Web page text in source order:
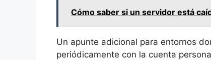
Cómo saber si un servidor está
Un apunte adicional para entornos
periódicamente con la cuenta